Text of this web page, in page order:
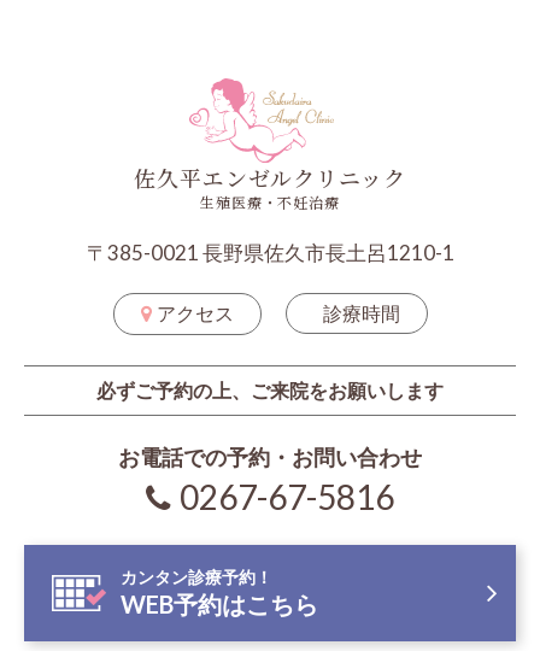
佐久平エンゼルクリニック
生殖医療・不妊治療
〒385-0021 長野県佐久市長土呂1210-1
アクセス 診療時間
必ずご予約の上、ご来院をお願いします
お電話での予約・お問い合わせ
0267-67-5816
カンタン診療予約！
WEB予約はこちら